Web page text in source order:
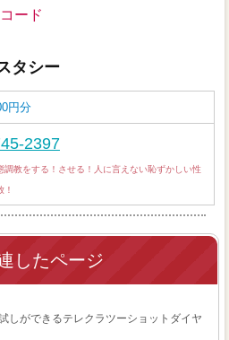
ード
タシー
円分
2397
調教をする！させる！人に言えない恥ずかしい性
！
したページ
しができるテレクラツーショットダイヤ